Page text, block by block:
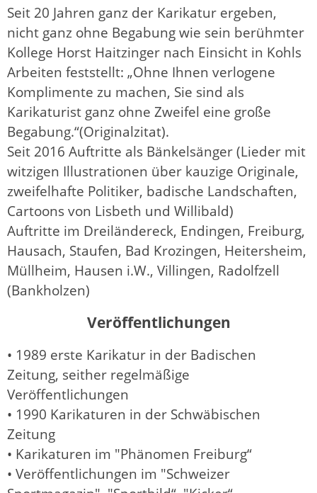
Seit 20 Jahren ganz der Karikatur ergeben,
nicht ganz ohne Begabung wie sein berühmter
Kollege Horst Haitzinger nach Einsicht in Kohls
Arbeiten feststellt: „Ohne Ihnen verlogene
Komplimente zu machen, Sie sind als
Karikaturist ganz ohne Zweifel eine große
Begabung.“(Originalzitat).
Seit 2016 Auftritte als Bänkelsänger (Lieder mit
witzigen Illustrationen über kauzige Originale,
zweifelhafte Politiker, badische Landschaften,
Cartoons von Lisbeth und Willibald)
Auftritte im Dreiländereck, Endingen, Freiburg,
Hausach, Staufen, Bad Krozingen, Heitersheim,
Müllheim, Hausen i.W., Villingen, Radolfzell
(Bankholzen)
Veröffentlichungen
• 1989 erste Karikatur in der Badischen
Zeitung, seither regelmäßige
Veröffentlichungen
• 1990 Karikaturen in der Schwäbischen
Zeitung
• Karikaturen im "Phänomen Freiburg“
• Veröffentlichungen im "Schweizer